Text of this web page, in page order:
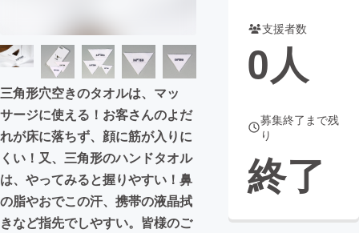
まちづくり・地域活性化
CAMPFIRE for Social Good
CAMPFIRE Creation
CAMPFIREふるさと納税machi-ya
三角形穴空きのタオルは、マッ
サージに使える！お客さんのよだ
れが床に落ちず、顔に筋が入りに
くい！又、三角形のハンドタオル
は、やってみると握りやすい！鼻
の脂やおでこの汗、携帯の液晶拭
きなど指先でしやすい。皆様のご
支援者数
0人
募集終了まで残
り
終了